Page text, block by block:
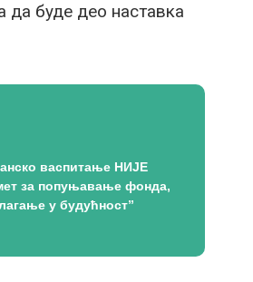
да буде део наставка
васпитање НИЈЕ
за попуњавање фонда,
у будућност”